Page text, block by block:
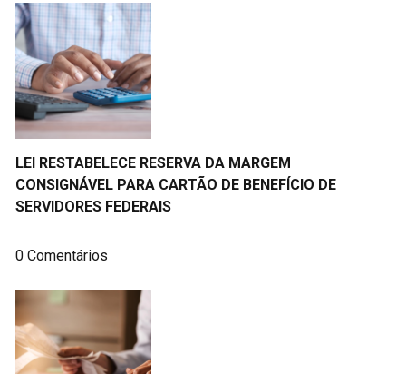
LEI RESTABELECE RESERVA DA MARGEM
CONSIGNÁVEL PARA CARTÃO DE BENEFÍCIO DE
SERVIDORES FEDERAIS
0 Comentários